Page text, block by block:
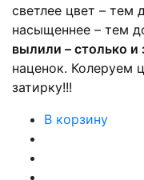
светлее цвет – тем
насыщеннее – тем
вылили – столько и
наценок. Колеруем
затирку!!!
В корзину